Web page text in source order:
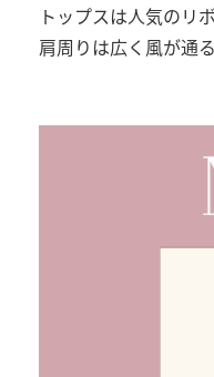
トップスは人気のリ
肩周りは広く風が通